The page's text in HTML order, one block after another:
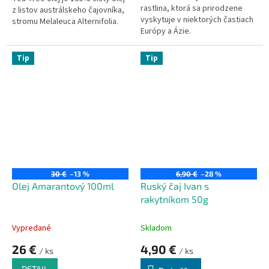
z listov austrálskeho čajovníka,
stromu Melaleuca Alternifolia.
rastlina, ktorá sa prirodzene
vyskytuje v niektorých častiach
Európy a Ázie.
Tip
30 € –13 %
Olej Amarantový 100ml
Vypredané
26 € / ks
Tip
6,90 € –28 %
Ruský čaj Ivan s
rakytníkom 50g
Skladom
4,90 € / ks